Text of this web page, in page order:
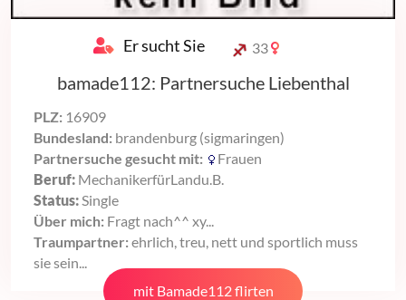
Er sucht Sie 33
bamade112: Partnersuche Liebenthal
PLZ: 16909
Bundesland: brandenburg (sigmaringen)
Partnersuche gesucht mit:
Frauen
Beruf: MechanikerfürLandu.B.
Status:Single
Über mich: Fragt nach^^ xy...
Traumpartner: ehrlich, treu, nett und sportlich muss
sie sein...
mit Bamade112 flirten